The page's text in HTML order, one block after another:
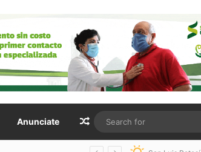
Anunciate Random Article